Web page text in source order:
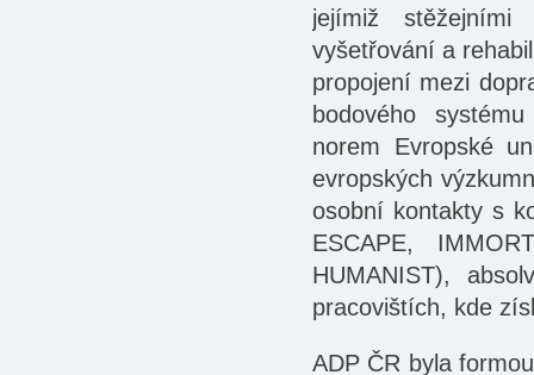
jejímiž
vyšetřování a
propojení mezi
bodového
norem Evropské
evropských
osobní kontakty s
ESCAPE,
HUMANIST),
pracovištích, kde
ADP ČR byla